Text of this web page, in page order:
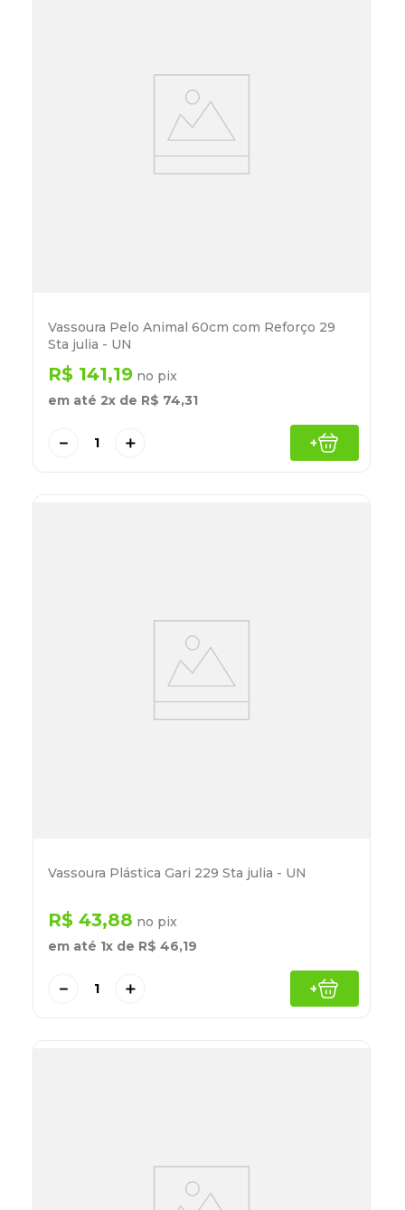
Vassoura Pelo Animal 60cm com Reforço 29
Sta julia - UN
R$ 141,19 no pix
em até 2x de R$ 74,31
＋
－ +
Vassoura Plástica Gari 229 Sta julia - UN
R$ 43,88 no pix
em até 1x de R$ 46,19
＋
－ +